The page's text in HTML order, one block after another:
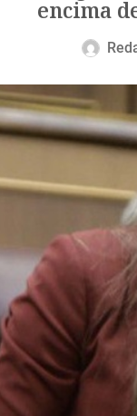
encima